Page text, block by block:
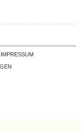
IMPRESSUM